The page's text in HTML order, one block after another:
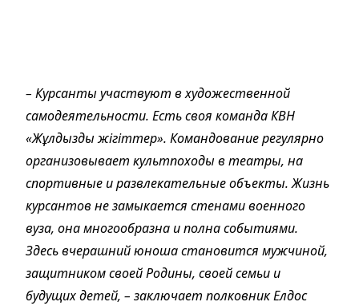
– Курсанты участвуют в художественной
самодеятельности. Есть своя команда КВН
«Жұлдызды жігіттер». Командование регулярно
организовывает культпоходы в театры, на
спортивные и развлекательные объекты. Жизнь
курсантов не замыкается стенами военного
вуза, она многообразна и полна событиями.
Здесь вчерашний юноша становится мужчиной,
защитником своей Родины, своей семьи и
будущих детей, – заключает полковник Елдос